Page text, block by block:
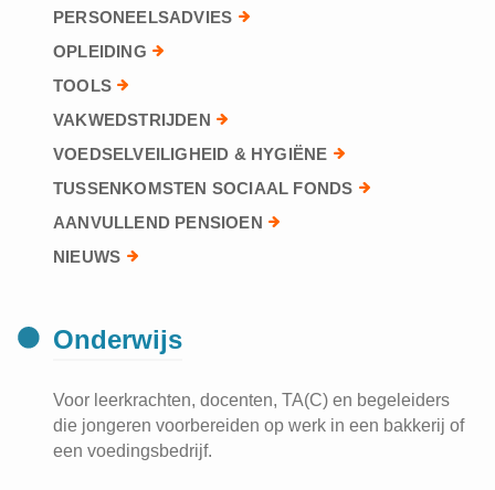
PERSONEELSADVIES
OPLEIDING
TOOLS
VAKWEDSTRIJDEN
VOEDSELVEILIGHEID & HYGIËNE
TUSSENKOMSTEN SOCIAAL FONDS
AANVULLEND PENSIOEN
NIEUWS
Onderwijs
Voor leerkrachten, docenten, TA(C) en begeleiders
die jongeren voorbereiden op werk in een bakkerij of
een voedingsbedrijf.